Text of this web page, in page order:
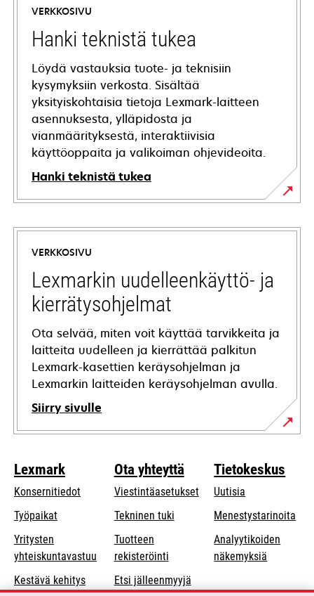
VERKKOSIVU
Hanki teknistä tukea
Löydä vastauksia tuote- ja teknisiin
kysymyksiin verkosta. Sisältää
yksityiskohtaisia tietoja Lexmark-laitteen
asennuksesta, ylläpidosta ja
vianmäärityksestä, interaktiivisia
käyttöoppaita ja valikoiman ohjevideoita.
Hanki teknistä tukea
opens
in
new
tab
VERKKOSIVU
Lexmarkin uudelleenkäyttö- ja
kierrätysohjelmat
Ota selvää, miten voit käyttää tarvikkeita ja
laitteita uudelleen ja kierrättää palkitun
Lexmark-kasettien keräysohjelman ja
Lexmarkin laitteiden keräysohjelman avulla.
Siirry sivulle
Lexmark
Konsernitiedot
Työpaikat
Yritysten
yhteiskuntavastuu opens
a
Kestävä kehitys
Ota yhteyttä
Viestintäasetukset
Tekninen tukiopens
tab
Tuotteen
rekisteröinti
Etsi jälleenmyyjä
Tietokeskus
Uutisia
Menestystarinoita
Analyytikoiden
näkemyksiä